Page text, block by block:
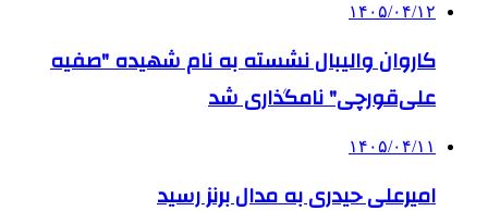
۱۴۰۵/۰۴/۱۲
کاروان والیبال نشسته به نام شهیده "صفیه
علی‌قورچی" نامگذاری شد
۱۴۰۵/۰۴/۱۱
امیرعلی حیدری به مدال برنز رسید